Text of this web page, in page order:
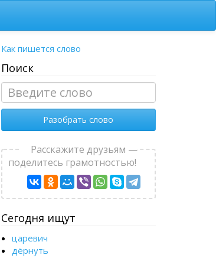
Как пишется слово
Поиск
Разобрать слово
Расскажите друзьям —
поделитесь грамотностью!
Сегодня ищут
царевич
дёрнуть